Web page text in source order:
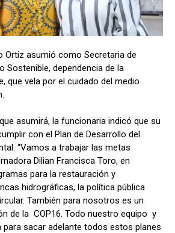
Ortiz asumió como Secretaria de
Sostenible, dependencia de la
que vela por el cuidado del medio
asumirá, la funcionaria indicó que su
con el Plan de Desarrollo del
“Vamos a trabajar las metas
Dilian Francisca Toro, en
para la restauración y
hidrográficas, la política pública
También para nosotros es un
de la COP16. Todo nuestro equipo y
para sacar adelante todos estos planes